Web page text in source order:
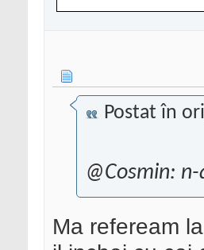
Postat în
@Cosmin:
Ma refeream